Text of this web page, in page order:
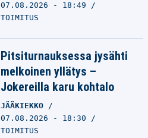
07.08.2026 - 18:49
TOIMITUS
Pitsiturnauksessa jysähti
melkoinen yllätys –
Jokereilla karu kohtalo
JÄÄKIEKKO
07.08.2026 - 18:30
TOIMITUS